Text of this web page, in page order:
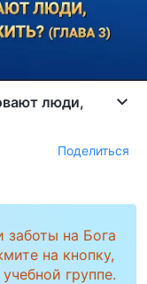
люди,
Поделиться
заботы на Бога
на кнопку,
группе.